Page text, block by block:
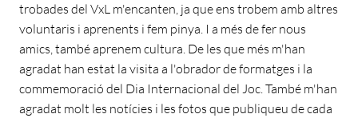
trobades del VxL m'encanten, ja que ens trobem amb altres
voluntaris i aprenents i fem pinya. I a més de fer nous
amics, també aprenem cultura. De les que més m'han
agradat han estat la visita a l'obrador de formatges i la
commemoració del Dia Internacional del Joc. També m'han
agradat molt les notícies i les fotos que publiqueu de cada